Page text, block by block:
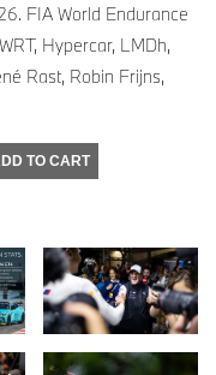
FIA World Endurance
Hypercar, LMDh,
Rast, Robin Frijns,
TO CART